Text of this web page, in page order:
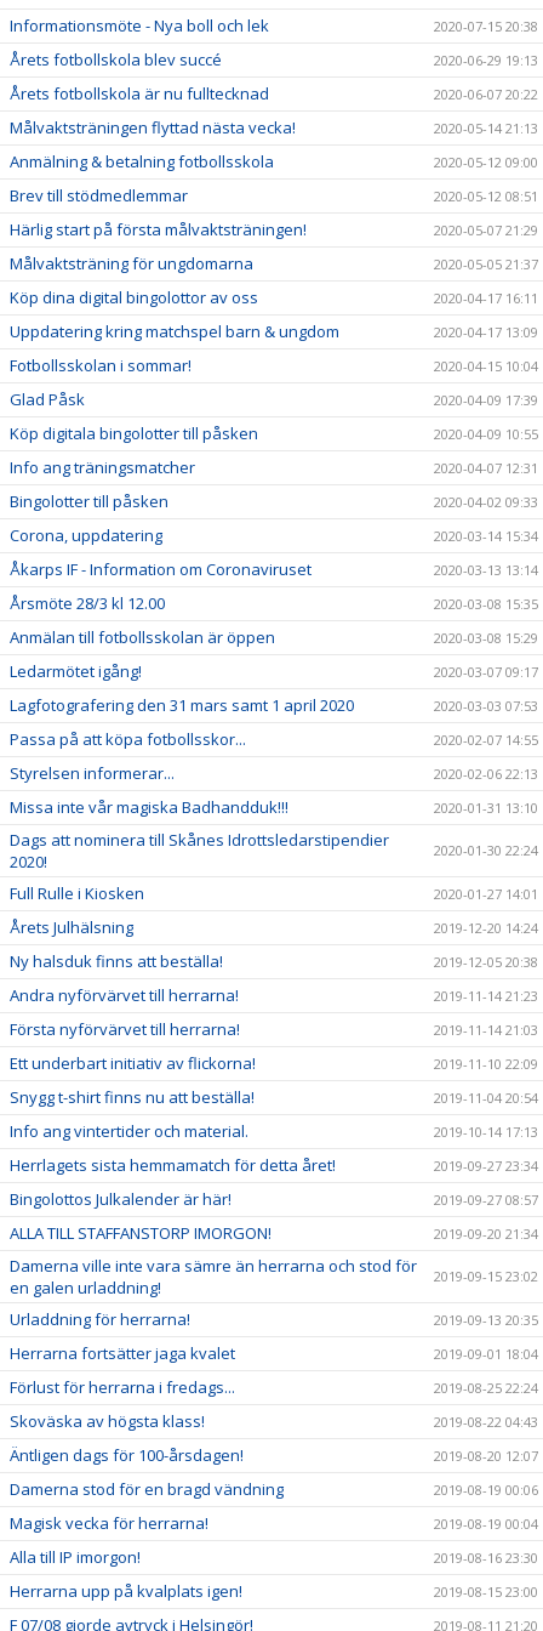
Informationsmöte - Nya boll och lek 2020-07-15 20:38
Årets fotbollskola blev succé 2020-06-29 19:13
Årets fotbollskola är nu fulltecknad 2020-06-07 20:22
Målvaktsträningen flyttad nästa vecka! 2020-05-14 21:13
Anmälning & betalning fotbollsskola 2020-05-12 09:00
Brev till stödmedlemmar 2020-05-12 08:51
Härlig start på första målvaktsträningen! 2020-05-07 21:29
Målvaktsträning för ungdomarna 2020-05-05 21:37
Köp dina digital bingolottor av oss 2020-04-17 16:11
Uppdatering kring matchspel barn & ungdom 2020-04-17 13:09
Fotbollsskolan i sommar! 2020-04-15 10:04
Glad Påsk 2020-04-09 17:39
Köp digitala bingolotter till påsken 2020-04-09 10:55
Info ang träningsmatcher 2020-04-07 12:31
Bingolotter till påsken 2020-04-02 09:33
Corona, uppdatering 2020-03-14 15:34
Åkarps IF - Information om Coronaviruset 2020-03-13 13:14
Årsmöte 28/3 kl 12.00 2020-03-08 15:35
Anmälan till fotbollsskolan är öppen 2020-03-08 15:29
Ledarmötet igång! 2020-03-07 09:17
Lagfotografering den 31 mars samt 1 april 2020 2020-03-03 07:53
Passa på att köpa fotbollsskor... 2020-02-07 14:55
Styrelsen informerar... 2020-02-06 22:13
Missa inte vår magiska Badhandduk!!! 2020-01-31 13:10
Dags att nominera till Skånes Idrottsledarstipendier
2020!
2020-01-30 22:24
Full Rulle i Kiosken 2020-01-27 14:01
Årets Julhälsning 2019-12-20 14:24
Ny halsduk finns att beställa! 2019-12-05 20:38
Andra nyförvärvet till herrarna! 2019-11-14 21:23
Första nyförvärvet till herrarna! 2019-11-14 21:03
Ett underbart initiativ av flickorna! 2019-11-10 22:09
Snygg t-shirt finns nu att beställa! 2019-11-04 20:54
Info ang vintertider och material. 2019-10-14 17:13
Herrlagets sista hemmamatch för detta året! 2019-09-27 23:34
Bingolottos Julkalender är här! 2019-09-27 08:57
ALLA TILL STAFFANSTORP IMORGON! 2019-09-20 21:34
Damerna ville inte vara sämre än herrarna och stod för
en galen urladdning!
2019-09-15 23:02
Urladdning för herrarna! 2019-09-13 20:35
Herrarna fortsätter jaga kvalet 2019-09-01 18:04
Förlust för herrarna i fredags... 2019-08-25 22:24
Skoväska av högsta klass! 2019-08-22 04:43
Äntligen dags för 100-årsdagen! 2019-08-20 12:07
Damerna stod för en bragd vändning 2019-08-19 00:06
Magisk vecka för herrarna! 2019-08-19 00:04
Alla till IP imorgon! 2019-08-16 23:30
Herrarna upp på kvalplats igen! 2019-08-15 23:00
F 07/08 gjorde avtryck i Helsingör! 2019-08-11 21:20